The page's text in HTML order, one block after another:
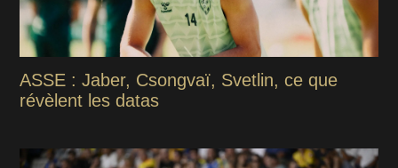
ASSE : Jaber, Csongvaï, Svetlin, ce que
révèlent les datas